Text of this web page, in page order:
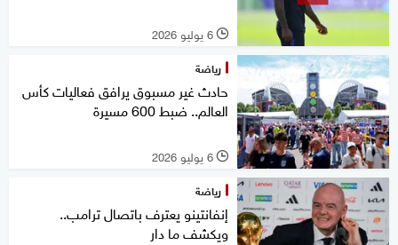
l 6 يوليو 2026
رياضة
حادث غير مسبوق يرافق فعاليات كأس
العالم.. ضبط 600 مسيرة
l 6 يوليو 2026
رياضة
إنفانتينو يعترف باتصال ترامب..
ويكشف ما دار